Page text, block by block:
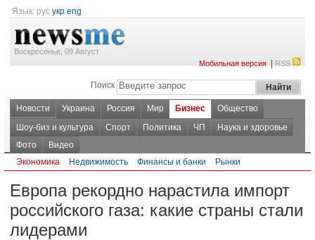
Язык: рус укр eng
Воскресенье, 09 Август
Мобильная версия|RSS
Поиск
Новости Украина Россия Мир Бизнес
Общество
Шоу-биз и культура
Спорт Политика ЧП
Наука и здоровье
Фото
Видео
Экономика
Недвижимость Финансы и банки Рынки
Европа рекордно нарастила импорт
российского газа: какие страны стали
лидерами